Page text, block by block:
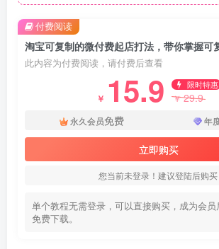
此内容为付费阅读，请付费后查看
￥ 15.9 限时特惠
￥29.9
永久会员免费 年
立即购买
您当前未登录！建议登陆后购
单个教程无需登录，可以直接购买，成为会
免费下载。
付费阅读